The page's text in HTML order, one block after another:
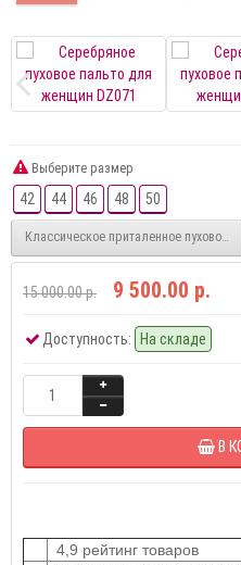
Выберите размер
42 44 46 48 50
Классическое приталенное пуховое
15 000.00 р. 9 500.00 р.
Доступность: На складе
В
4,9 рейтинг товаров